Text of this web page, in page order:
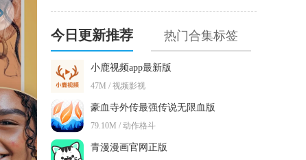
今日更新推荐 热门合集标签
小鹿视频app最新版
47M / 视频影视
豪血寺外传最强传说无限血版
79.10M / 动作格斗
青漫漫画官网正版